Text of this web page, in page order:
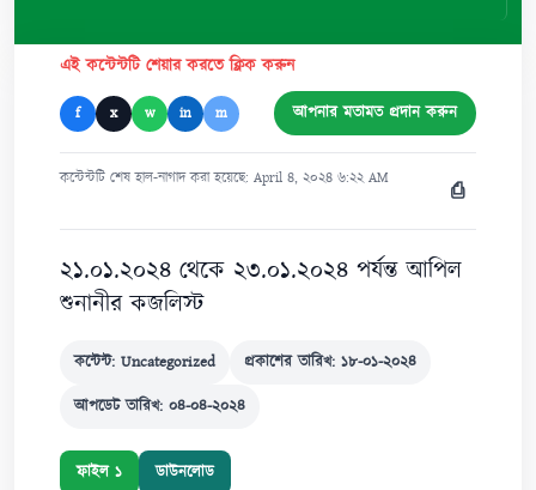
এই কন্টেন্টটি শেয়ার করতে ক্লিক করুন
f x w in m আপনার মতামত প্রদান করুন
কন্টেন্টটি শেষ হাল-নাগাদ করা হয়েছে: April ৪, ২০২৪ ৬:২২ AM ⎙
২১.০১.২০২৪ থেকে ২৩.০১.২০২৪ পর্যন্ত আপিল
শুনানীর কজলিস্ট
কন্টেন্ট: Uncategorized প্রকাশের তারিখ: ১৮-০১-২০২৪
আপডেট তারিখ: ০৪-০৪-২০২৪
ফাইল ১ ডাউনলোড